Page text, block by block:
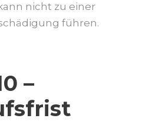
nicht zu einer
führen.
–